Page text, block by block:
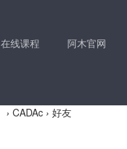
在线课程 阿木官网
› CADAc › 好友